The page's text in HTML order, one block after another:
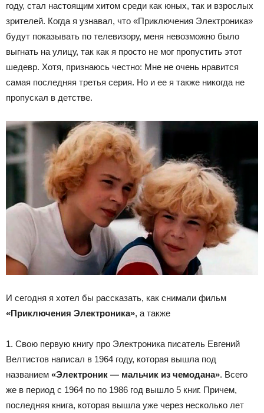
году, стал настоящим хитом среди как юных, так и взрослых
зрителей. Когда я узнавал, что «Приключения Электроника»
будут показывать по телевизору, меня невозможно было
выгнать на улицу, так как я просто не мог пропустить этот
шедевр. Хотя, признаюсь честно: Мне не очень нравится
самая последняя третья серия. Но и ее я также никогда не
пропускал в детстве.
И сегодня я хотел бы рассказать, как снимали фильм
«Приключения Электроника», а также
1. Свою первую книгу про Электроника писатель Евгений
Велтистов написал в 1964 году, которая вышла под
названием «Электроник — мальчик из чемодана». Всего
же в период с 1964 по по 1986 год вышло 5 книг. Причем,
последняя книга, которая вышла уже через несколько лет